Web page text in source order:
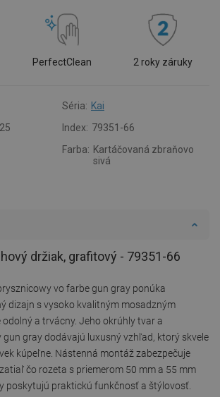
PerfectClean 2 roky záruky
Séria: Kai
Index: 79351-66
Farba: Kartáčovaná zbraňovo
sivá
držiak, grafitový - 79351-66
vo farbe gun gray ponúka
dizajn s vysoko kvalitným mosadzným
a trvácny. Jeho okrúhly tvar a
gray dodávajú luxusný vzhľad, ktorý skvele
kúpeľne. Nástenná montáž zabezpečuje
čo rozeta s priemerom 50 mm a 55 mm
poskytujú praktickú funkčnosť a štýlovosť.